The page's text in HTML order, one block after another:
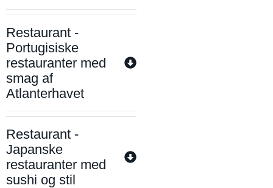
Restaurant -
Portugisiske
restauranter med
smag af
Atlanterhavet
Restaurant -
Japanske
restauranter med
sushi og stil